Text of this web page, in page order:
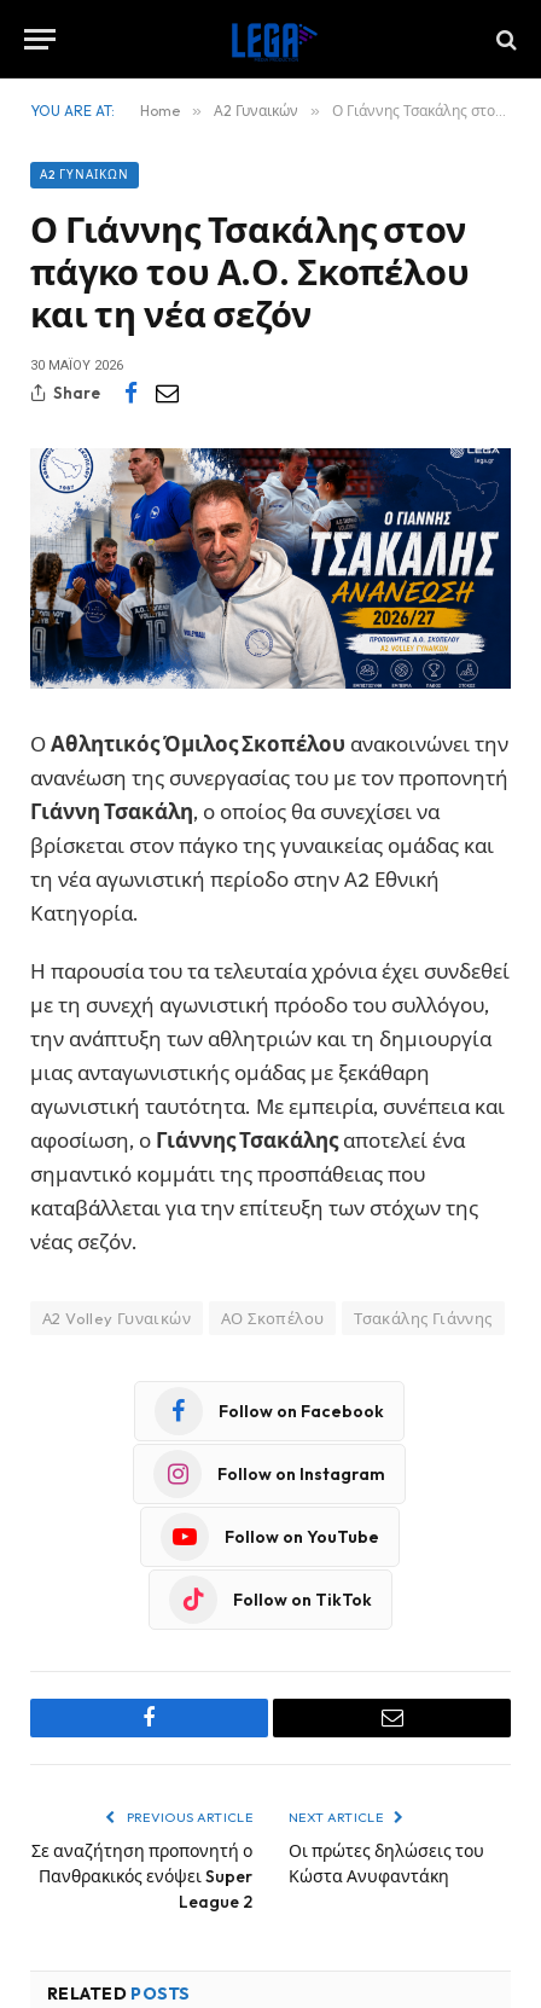
YOU ARE AT: Home » Α2 Γυναικών » Ο Γιάννης Τσακάλης στον πάγκο του Α.Ο. Σκοπέλου και τη νέα σεζόν
Α2 ΓΥΝΑΙΚΏΝ
Ο Γιάννης Τσακάλης στον
πάγκο του Α.Ο. Σκοπέλου
και τη νέα σεζόν
30 ΜΑΪ́ΟΥ 2026
Share
ΟΑθλητικός Όμιλος Σκοπέλου ανακοινώνει την
ανανέωση της συνεργασίας του με τον προπονητή
Γιάννη Τσακάλη, ο οποίος θα συνεχίσει να
βρίσκεται στον πάγκο της γυναικείας ομάδας και
τη νέα αγωνιστική περίοδο στην Α2 Εθνική
Κατηγορία.
Η παρουσία του τα τελευταία χρόνια έχει συνδεθεί
με τη συνεχή αγωνιστική πρόοδο του συλλόγου,
την ανάπτυξη των αθλητριών και τη δημιουργία
μιας ανταγωνιστικής ομάδας με ξεκάθαρη
αγωνιστική ταυτότητα. Με εμπειρία, συνέπεια και
αφοσίωση, ο Γιάννης Τσακάληςαποτελεί ένα
σημαντικό κομμάτι της προσπάθειας που
καταβάλλεται για την επίτευξη των στόχων της
νέας σεζόν.
Α2 Volley Γυναικών ΑΟ Σκοπέλου Τσακάλης Γιάννης
Follow on Facebook
Follow on Instagram
Follow on YouTube
Follow on TikTok
Facebook Email
PREVIOUS ARTICLE
Σε αναζήτηση προπονητή ο
Πανθρακικός ενόψει Super
League 2
NEXT ARTICLE
Οι πρώτες δηλώσεις του
Κώστα Ανυφαντάκη
RELATED POSTS